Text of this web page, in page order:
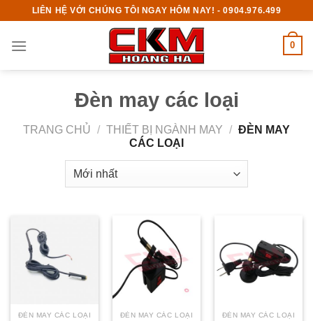
content
LIÊN HỆ VỚI CHÚNG TÔI NGAY HÔM NAY! - 0904.976.499
0
Đèn may các loại
TRANG CHỦ / THIẾT BỊ NGÀNH MAY / ĐÈN MAY
CÁC LOẠI
ĐÈN MAY CÁC LOẠI ĐÈN MAY CÁC LOẠI ĐÈN MAY CÁC LOẠI